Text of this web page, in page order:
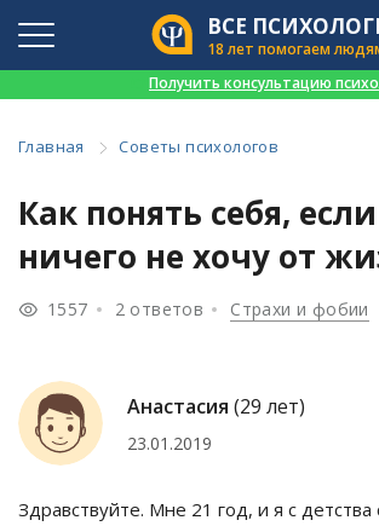
ВСЕ
18 лет помогаем
Получить консультацию
Главная Советы психологов
Как понять себя,
ничего не хочу от
1557 2 ответов Страхи и фобии
Анастасия (29 лет)
23.01.2019
Здравствуйте. Мне 21 год, и я с детства